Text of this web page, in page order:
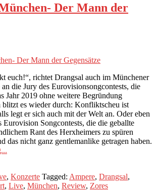
Der Mann der
euch!“, richtet Drangsal auch im Münchener
die Jury des Eurovisionsongcontests, die
Jahr 2019 ohne weitere Begründung
blitzt es wieder durch: Konfliktscheu ist
legt er sich auch mit der Welt an. Oder eben
Eurovision Songcontests, die die geballte
Rant des Herxheimers zu spüren
das nicht ganz gentlemanlike getragen haben.
, Konzerte Tagged: Ampere, Drangsal,
, Live, München, Review, Zores